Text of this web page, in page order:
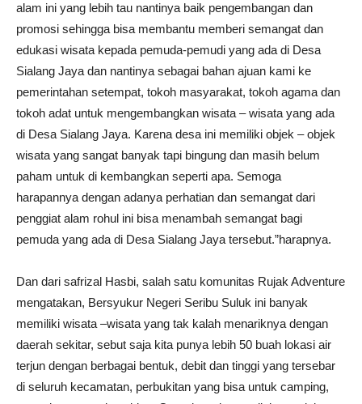
alam ini yang lebih tau nantinya baik pengembangan dan
promosi sehingga bisa membantu memberi semangat dan
edukasi wisata kepada pemuda-pemudi yang ada di Desa
Sialang Jaya dan nantinya sebagai bahan ajuan kami ke
pemerintahan setempat, tokoh masyarakat, tokoh agama dan
tokoh adat untuk mengembangkan wisata – wisata yang ada
di Desa Sialang Jaya. Karena desa ini memiliki objek – objek
wisata yang sangat banyak tapi bingung dan masih belum
paham untuk di kembangkan seperti apa. Semoga
harapannya dengan adanya perhatian dan semangat dari
penggiat alam rohul ini bisa menambah semangat bagi
pemuda yang ada di Desa Sialang Jaya tersebut.”harapnya.
Dan dari safrizal Hasbi, salah satu komunitas Rujak Adventure
mengatakan, Bersyukur Negeri Seribu Suluk ini banyak
memiliki wisata –wisata yang tak kalah menariknya dengan
daerah sekitar, sebut saja kita punya lebih 50 buah lokasi air
terjun dengan berbagai bentuk, debit dan tinggi yang tersebar
di seluruh kecamatan, perbukitan yang bisa untuk camping,